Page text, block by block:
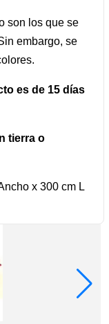
son los que se
embargo, se
es de 15 días
tierra o
x 300 cm L